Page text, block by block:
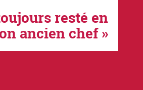
resté en
ancien chef »